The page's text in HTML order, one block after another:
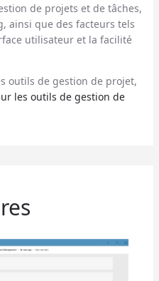
de projets et de tâches,
ainsi que des facteurs tels
utilisateur et la facilité
outils de gestion de projet,
les outils de gestion de